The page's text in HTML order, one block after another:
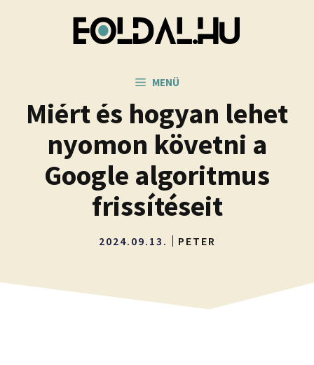
MENÜ
Miért és hogyan lehet
nyomon követni a
Google algoritmus
frissítéseit
2024.09.13. PETER